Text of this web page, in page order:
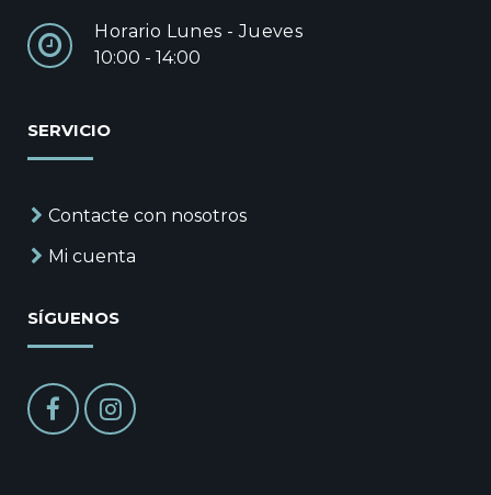
Horario Lunes - Jueves
10:00 - 14:00
SERVICIO
Contacte con nosotros
Mi cuenta
SÍGUENOS